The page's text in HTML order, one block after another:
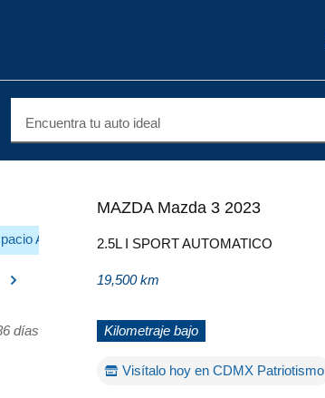
Encuentra tu auto ideal
AutoMarket
días
MAZDA Mazda 3 2023
2.5L I SPORT AUTOMATICO
19,500 km
Kilometraje bajo
Visítalo hoy en CDMX Patriotismo